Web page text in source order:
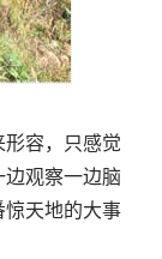
容，只感觉
观察一边脑
惊天地的大事